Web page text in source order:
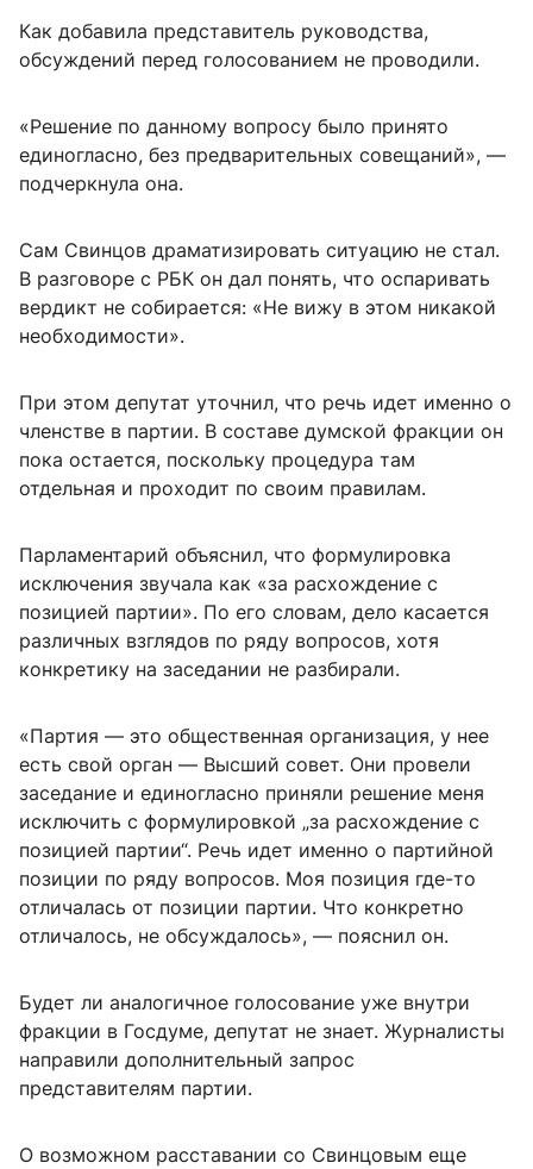
Как добавила представитель руководства,
обсуждений перед голосованием не проводили.
«Решение по данному вопросу было принято
единогласно, без предварительных совещаний», —
подчеркнула она.
Сам Свинцов драматизировать ситуацию не стал.
В разговоре с РБК он дал понять, что оспаривать
вердикт не собирается: «Не вижу в этом никакой
необходимости».
При этом депутат уточнил, что речь идет именно о
членстве в партии. В составе думской фракции он
пока остается, поскольку процедура там
отдельная и проходит по своим правилам.
Парламентарий объяснил, что формулировка
исключения звучала как «за расхождение с
позицией партии». По его словам, дело касается
различных взглядов по ряду вопросов, хотя
конкретику на заседании не разбирали.
«Партия — это общественная организация, у нее
есть свой орган — Высший совет. Они провели
заседание и единогласно приняли решение меня
исключить с формулировкой „за расхождение с
позицией партии“. Речь идет именно о партийной
позиции по ряду вопросов. Моя позиция где-то
отличалась от позиции партии. Что конкретно
отличалось, не обсуждалось», — пояснил он.
Будет ли аналогичное голосование уже внутри
фракции в Госдуме, депутат не знает. Журналисты
направили дополнительный запрос
представителям партии.
О возможном расставании со Свинцовым еще